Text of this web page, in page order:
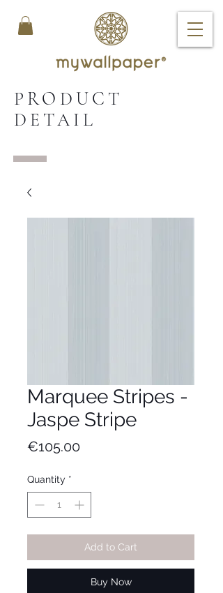
PRODUCT
DETAIL
Marquee Stripes -
Jaspe Stripe
€105.00Price
Quantity *
Add to Cart
Buy Now